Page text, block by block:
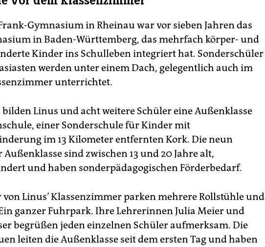
Gymnasium in Rheinau war vor sieben Jahren das
in Baden-Württemberg, das mehrfach körper- und
Kinder ins Schulleben integriert hat. Sonderschüler
werden unter einem Dach, gelegentlich auch im
unterrichtet.
Linus und acht weitere Schüler eine Außenklasse
einer Sonderschule für Kinder mit
im 13 Kilometer entfernten Kork. Die neun
Außenklasse sind zwischen 13 und 20 Jahre alt,
und haben sonderpädagogischen Förderbedarf.
von Linus’ Klassenzimmer parken mehrere Rollstühle und
ganzer Fuhrpark. Ihre Lehrerinnen Julia Meier und
begrüßen jeden einzelnen Schüler aufmerksam. Die
leiten die Außenklasse seit dem ersten Tag und haben